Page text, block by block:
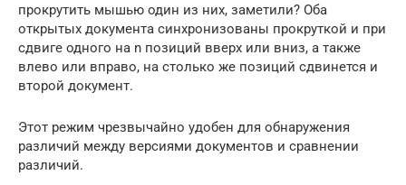
прокрутить мышью один из них, заметили? Оба
открытых документа синхронизованы прокруткой и при
сдвиге одного на n позиций вверх или вниз, а также
влево или вправо, на столько же позиций сдвинется и
второй документ.
Этот режим чрезвычайно удобен для обнаружения
различий между версиями документов и сравнении
различий.